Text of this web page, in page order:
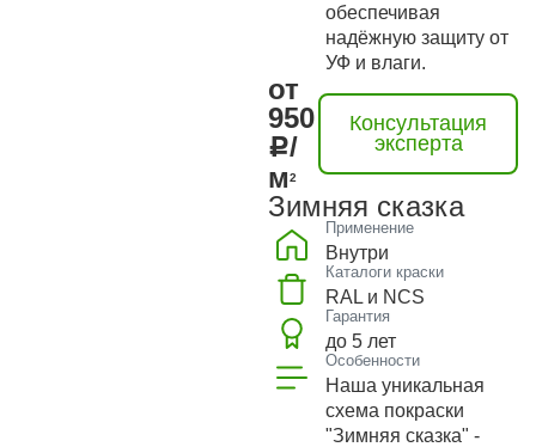
обеспечивая
надёжную защиту от
УФ и влаги.
от
950
/
м2
Консультация
эксперта
Зимняя сказка
Применение
Внутри
Каталоги краски
RAL и NCS
Гарантия
до 5 лет
Особенности
Наша уникальная
схема покраски
"Зимняя сказка" -